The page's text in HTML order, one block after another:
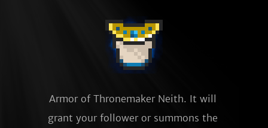
Armor of Thronemaker Neith. It will
grant your follower or summons the